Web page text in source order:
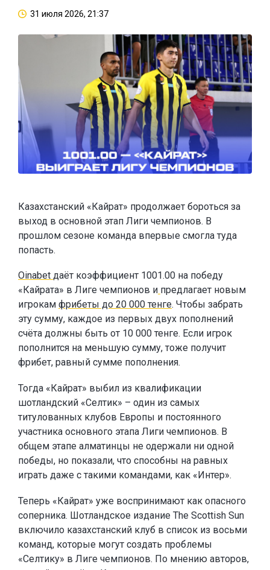
31 июля 2026, 21:37
Казахстанский «Кайрат» продолжает бороться за
выход в основной этап Лиги чемпионов. В
прошлом сезоне команда впервые смогла туда
попасть.
Oinabet даёт коэффициент 1001.00 на победу
«Кайрата» в Лиге чемпионов и предлагает новым
игрокам фрибеты до 20 000 тенге. Чтобы забрать
эту сумму, каждое из первых двух пополнений
счёта должны быть от 10 000 тенге. Если игрок
пополнится на меньшую сумму, тоже получит
фрибет, равный сумме пополнения.
Тогда «Кайрат» выбил из квалификации
шотландский «Селтик» – один из самых
титулованных клубов Европы и постоянного
участника основного этапа Лиги чемпионов. В
общем этапе алматинцы не одержали ни одной
победы, но показали, что способны на равных
играть даже с такими командами, как «Интер».
Теперь «Кайрат» уже воспринимают как опасного
соперника. Шотландское издание The Scottish Sun
включило казахстанский клуб в список из восьми
команд, которые могут создать проблемы
«Селтику» в Лиге чемпионов. По мнению авторов,